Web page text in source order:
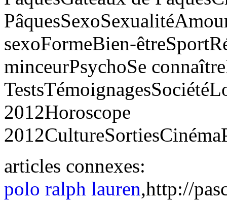
sexoFormeBien-
minceurPsychoSe
2012Horoscope
articles connexes:
polo ralph lauren,http://